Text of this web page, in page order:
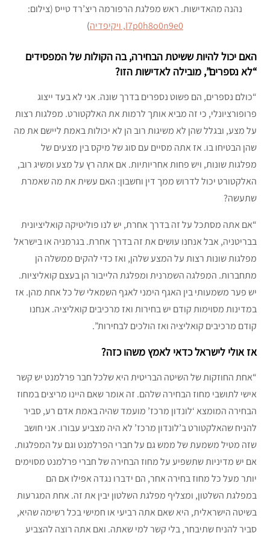
נהנה מהאדישות. ראש מפלגת הרפורמה ריצ’רד טייס (צילום:
I7p0h8o0n9e0, ויקיפדיה
)
האם יכול להיות ששיטת הבחירה, בה הקולות של המפסידים
“לא נספרים”, מובילה לאדישות הזו?
“כולם נספרים, הם פשוט נספרים בדרך שונה. אני לא בעד ייצוג
פרופורציונלי, כי זה מביא אותך לרמות את האלקטורט. מפלגות רצות
על מצע, ובגלל שהן לא משיגות רוב הן לא יכולות באמת ליישם את מה
שהן הבטיחו בו. אז אתה מסיים עם סוג של מיקס בין מצעים של
מפלגות שונות, ויש פחות אחריותיות. אם אתה רץ על מצע ומשיג רוב,
האלקטורט יכול לדרוש ממך דין וחשבון: האם עשית את מה שאמרת
שתעשה?
“אם אתה מסתכל על זה בדרך אחרת, יש לנו פוליטיקה קואליציונית
בבריטניה, אבל אנחנו עושים את זה בדרך אחרת. בגרמניה או בישראל
מפלגות שונות רצות על המצע שלהן, ואז כדי להקים ממשלה הן
מתחברות. המפלגה השמרנית ומפלגת הלייבור הן בעצם קואליציות.
יש פער משמעותי בין האגף הימני לאגף השמאלי של כל אחת מהן. אז
במדינות מסוימות קודם יש בחירות ואז מרכיבים קואליציה. אנחנו
קודם מרכיבים קואליציה ואז הולכים לבחירות”.
אז אולי לישראל כדאי לאמץ משהו כזה?
“אחת החוזקות של השיטה הבריטית היא שלכל חבר פרלמנט יש קשר
אישי לתושבי מחוז הבחירה שלהם. זה אומר שאם היינו מריצים במחוז
הבחירה המומצא ‘לונדון מרכז’ מועמד שהיה באמת אדם רע, סביר
להניח שהאלקטורט ב’לונדון מרכז’ לא היה מצביע עבורו. אני חושב
שזה מטיל משמעת של ממש גם על חברי הפרלמנט וגם על המפלגות.
אם יש מדיניות שתשפיע על מחוז הבחירה של חברי פרלמנט מסוימים
יותר מעל כל מחוז בחירה אחר, הם ידברו נגדה אפילו אם הם
במפלגת השלטון, ומצליף מפלגת השלטון יבין את זה. אחת המגרעות
בשיטה הישראלית, היא שאם אתה רביעי או חמישי בכל רשימה שהיא,
סביר להניח שתיבחר, בלי קשר למי שאתה. ואם אתה רוצה להצביע